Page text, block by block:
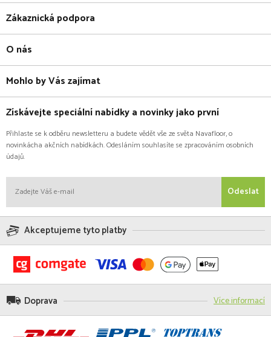
Zákaznická podpora
O nás
Mohlo by Vás zajímat
Získávejte speciální nabídky a novinky jako první
Přihlaste se k odběru newsletteru a budete vědět vše ze světa Navafloor, o
novinkácha akčních nabídkách. Odesláním souhlasíte se zpracováním osobních
údajů.
Odeslat
Akceptujeme tyto platby
Doprava Více informací